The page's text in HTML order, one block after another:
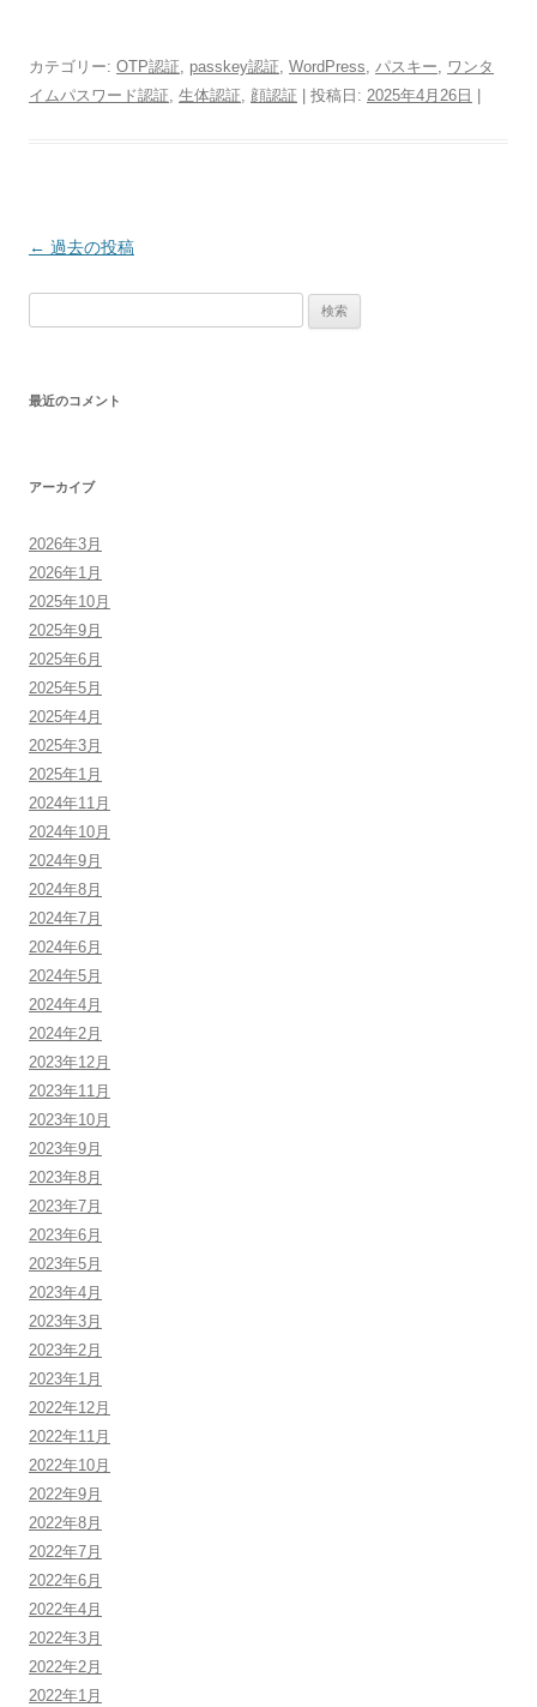
カテゴリー: OTP認証, passkey認証, WordPress, パスキー, ワンタ
イムパスワード認証, 生体認証, 顔認証 | 投稿日: 2025年4月26日
投
ョ
← 過去の投稿
最近のコメント
アーカイブ
2026年3月
2026年1月
2025年10月
2025年9月
2025年6月
2025年5月
2025年4月
2025年3月
2025年1月
2024年11月
2024年10月
2024年9月
2024年8月
2024年7月
2024年6月
2024年5月
2024年4月
2024年2月
2023年12月
2023年11月
2023年10月
2023年9月
2023年8月
2023年7月
2023年6月
2023年5月
2023年4月
2023年3月
2023年2月
2023年1月
2022年12月
2022年11月
2022年10月
2022年9月
2022年8月
2022年7月
2022年6月
2022年4月
2022年3月
2022年2月
2022年1月